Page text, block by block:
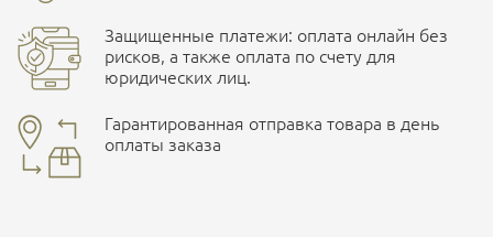
Наличные при самовывозе
Защищенные платежи: оплата онлайн без
рисков, а также оплата по счету для
юридических лиц.
Гарантированная отправка товара в день
оплаты заказа